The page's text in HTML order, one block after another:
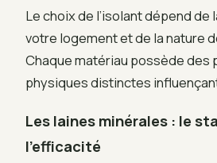
Le choix de l’isolant dépend
votre logement et de la nature
Chaque matériau possède des
physiques distinctes
Les laines minérales : le
l’efficacité